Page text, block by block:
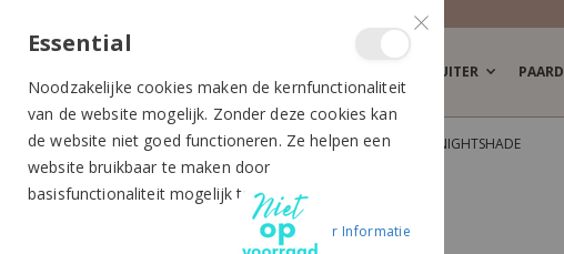
RUITER PAARD
BR ZADELDEK EVENT COOLDRY DRESSUUR NIGHTSHADE
Essential
Noodzakelijke cookies maken de kernfunctionaliteit
van de website mogelijk. Zonder deze cookies kan
de website niet goed functioneren. Ze helpen een
website bruikbaar te maken door
basisfunctionaliteit mogelijk te maken.
Meer Informatie